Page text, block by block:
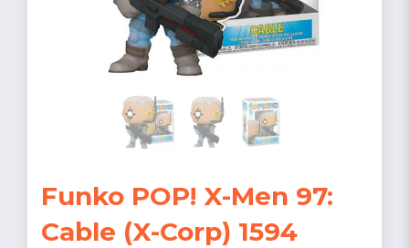
Funko POP! X-Men 97:
Cable (X-Corp) 1594